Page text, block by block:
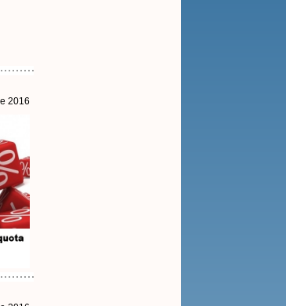
2016